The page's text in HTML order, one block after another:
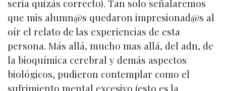
seria quizás correcto). Tan solo señalaremos
que mis alumn@s quedaron impresionad@s al
oír el relato de las experiencias de esta
persona. Más allá, mucho mas allá, del adn, de
la bioquímica cerebral y demás aspectos
biológicos, pudieron contemplar como el
sufrimiento mental excesivo (esto es la